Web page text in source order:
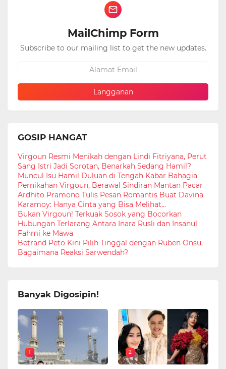
MailChimp Form
Subscribe to our mailing list to get the new updates.
GOSIP HANGAT
Virgoun Resmi Menikah dengan Lindi Fitriyana, Perut
Sang Istri Jadi Sorotan, Benarkah Sedang Hamil?
Muncul Isu Hamil Duluan di Tengah Kabar Bahagia
Pernikahan Virgoun, Berawal Sindiran Mantan Pacar
Ardhito Pramono Tulis Pesan Romantis Buat Davina
Karamoy: Hanya Cinta yang Bisa Melihat...
Bukan Virgoun! Terkuak Sosok yang Bocorkan
Hubungan Terlarang Antara Inara Rusli dan Insanul
Fahmi ke Mawa
Betrand Peto Kini Pilih Tinggal dengan Ruben Onsu,
Bagaimana Reaksi Sarwendah?
Banyak Digosipin!
1 2